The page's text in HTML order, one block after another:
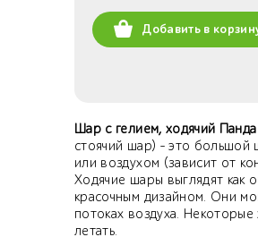
Добавить в
Шар с гелием, ходячий
стоячий шар) - это большой
или воздухом (зависит от
Ходячие шары выглядят как
красочным дизайном. Они
потоках воздуха.
летать.